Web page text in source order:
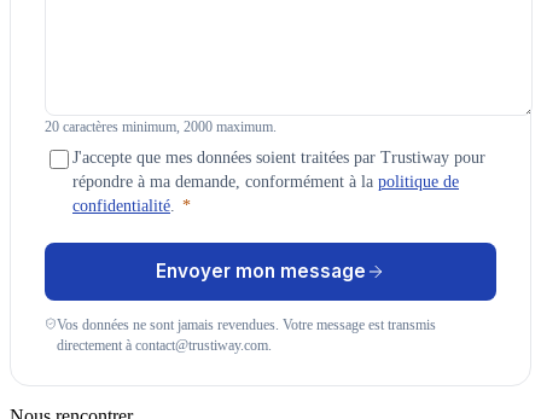
20 caractères minimum, 2000 maximum.
J'accepte que mes données soient traitées par Trustiway pour
répondre à ma demande, conformément à la politique de
confidentialité
*
Envoyer mon message
Vos données ne sont jamais revendues. Votre message est transmis
directement à contact@trustiway.com.